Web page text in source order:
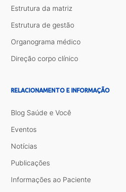
Estrutura da matriz
Estrutura de gestão
Organograma médico
Direção corpo clínico
RELACIONAMENTO E INFORMAÇÃO
Blog Saúde e Você
Eventos
Notícias
Publicações
Informações ao Paciente